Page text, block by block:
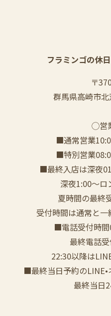
フラミンゴの休
〒
群馬県高崎市
◯営
■通常営業
■特別営業
■最終入店は深夜
深夜1:00〜ロ
夏時間の最終
受付時間は通常と
■電話受付時
最終電話
22:30以降は
■最終当日予約の
最終当日